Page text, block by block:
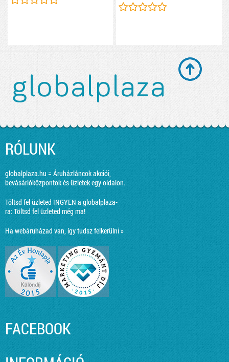
RÓLUNK
globalplaza.hu = Áruházláncok akciói,
bevásárlóközpontok és üzletek egy oldalon.
Töltsd fel üzleted INGYEN a globalplaza-
ra:Töltsd fel üzleted még ma!
Ha webáruházad van, így tudsz felkerülni »
FACEBOOK